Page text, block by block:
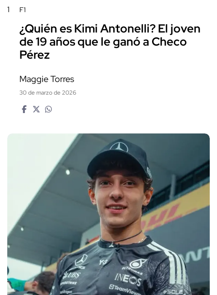
1 F1
¿Quién es Kimi Antonelli? El joven
de 19 años que le ganó a Checo
Pérez
Maggie Torres
30 de marzo de 2026